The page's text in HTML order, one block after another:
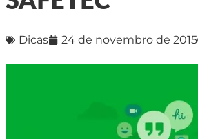
Dicas 24 de novembro de 2015